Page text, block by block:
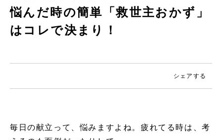
悩んだ時の簡単「救世主おかず」
はコレで決まり！
シェアする
毎日の献立って、悩みますよね。疲れてる時は、考